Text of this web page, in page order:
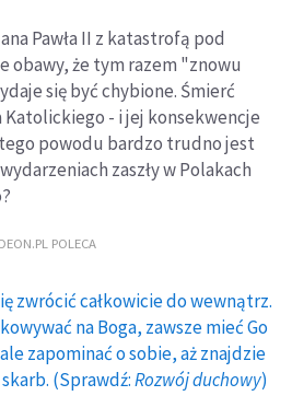
Pawła II z katastrofą pod
obawy, że tym razem "znowu
się być chybione. Śmierć
Katolickiego - i jej konsekwencje
powodu bardzo trudno jest
zaszły w Polakach
DEON.PL POLECA
zwrócić całkowicie do wewnątrz.
na Boga, zawsze mieć Go
zapominać o sobie, aż znajdzie
(Sprawdź:Rozwój duchowy)